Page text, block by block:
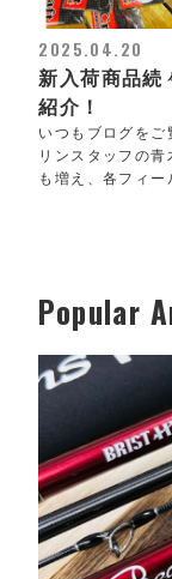
2025.04.20
新入荷商品続
紹介！
いつもブログをご
リンスタッフの
も増え、各フィ
Popular